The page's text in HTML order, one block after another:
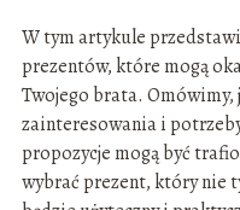
W tym artykule
prezentów, które mogą
Twojego brata.
zainteresowania i
propozycje mogą być
wybrać prezent, który nie